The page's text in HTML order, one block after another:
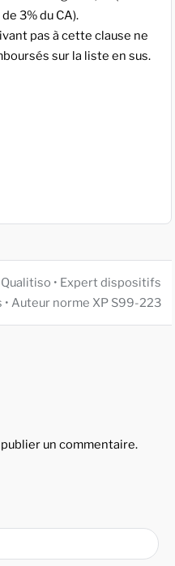
3% du CA).
pas à cette clause ne
sur la liste en sus.
• Expert dispositifs
Auteur norme XP S99-223
un commentaire.